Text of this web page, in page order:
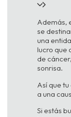
Además,
se
una
lucro que
de
sonrisa.
Así que
a una
Si estás